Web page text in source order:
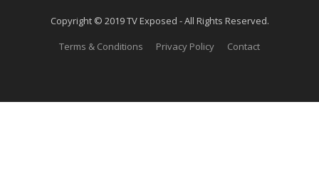
Copyright © 2019 TV Exposed - All Rights Reserved.
Terms & Conditions
Privacy Policy Contact